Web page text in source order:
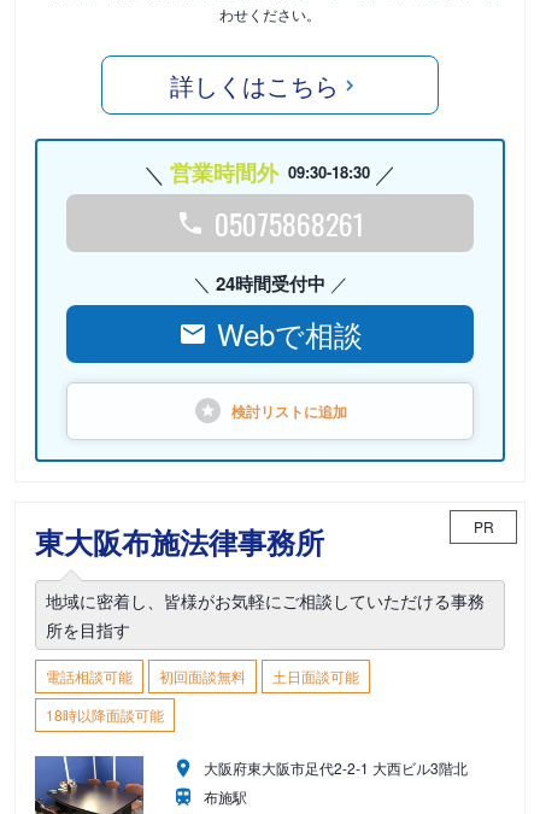
わせください。
詳しくはこちら
営業時間外 09:30-18:30
05075868261
24時間受付中
Webで相談
検討リストに追加
東大阪布施法律事務所 PR
地域に密着し、皆様がお気軽にご相談していただける事務
所を目指す
電話相談可能 初回面談無料
土日面談可能
18時以降面談可能
大阪府東大阪市足代2‐2‐1 大西ビル3階北
布施駅